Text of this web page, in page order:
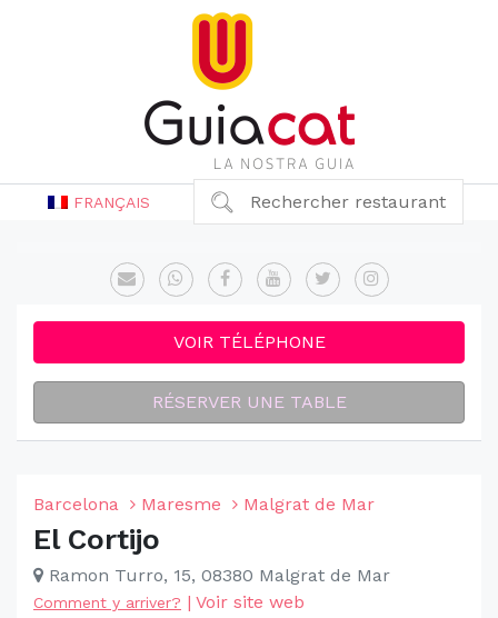
FRANÇAIS Rechercher restaurant
VOIR TÉLÉPHONE
RÉSERVER UNE TABLE
Barcelona Maresme Malgrat de Mar
El Cortijo
Ramon Turro, 15, 08380 Malgrat de Mar
Comment y arriver? | Voir site web